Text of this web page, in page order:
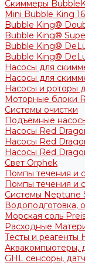
Скиммеры
Mini Bubble King
Bubble King®
Bubble King®
Bubble King®
Bubble King®
Насосы для
Насосы для
Насосы и роторы
Моторные блоки
Системы очистки
Подъемные
Насосы Red
Насосы Red
Насосы Red
Свет Orphek
Помпы течения и
Помпы течения и
Системы Neptune
Водоподготовка,
Морская соль
Расходные
Тесты и реагенты
Аквакомпьютеры,
GHL сенсоры,